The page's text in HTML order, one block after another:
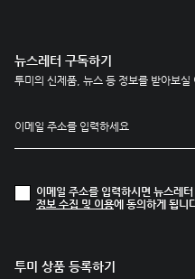
뉴스레터 구독하기
투미의 신제품, 뉴스 등 정보를 받아보실
이메일 주소를 입력하시면 뉴스레터
정보 수집 및 이용에 동의하게 됩니
투미 상품 등록하기